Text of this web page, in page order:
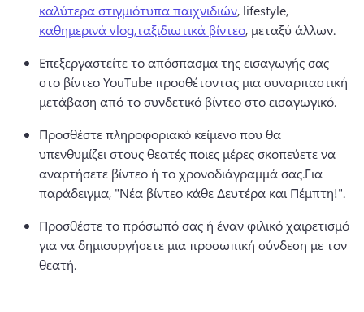
καλύτερα στιγμιότυπα παιχνιδιών, lifestyle,
καθημερινά vlog,ταξιδιωτικά βίντεο, μεταξύ άλλων.
Επεξεργαστείτε το απόσπασμα της εισαγωγής σας
στο βίντεο YouTube προσθέτοντας μια συναρπαστική
μετάβαση από το συνδετικό βίντεο στο εισαγωγικό.
Προσθέστε πληροφοριακό κείμενο που θα
υπενθυμίζει στους θεατές ποιες μέρες σκοπεύετε να
αναρτήσετε βίντεο ή το χρονοδιάγραμμά σας.Για
παράδειγμα, "Νέα βίντεο κάθε Δευτέρα και Πέμπτη!".
Προσθέστε το πρόσωπό σας ή έναν φιλικό χαιρετισμό
για να δημιουργήσετε μια προσωπική σύνδεση με τον
θεατή.